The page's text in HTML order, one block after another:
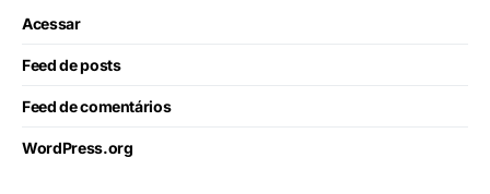
Acessar
Feed de posts
Feed de comentários
WordPress.org